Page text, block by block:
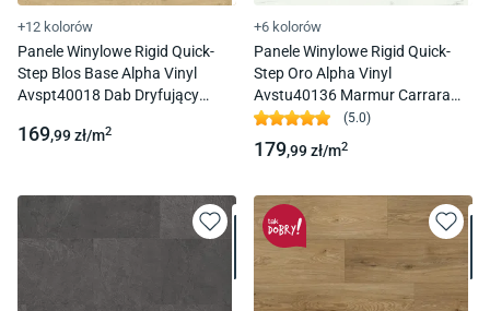
+12 kolorów
Panele Winylowe Rigid Quick-
Step Blos Base Alpha Vinyl
Avspt40018 Dab Dryfujący
169,99zł/m2
+6 kolorów
Panele Winylowe Rigid Quick-
Step Oro Alpha Vinyl
Avstu40136 Marmur Carrara
Biel Kl. 33 4,0 + 1 Mm Click Z
Podkładem
(5.0)
179,99zł/m2